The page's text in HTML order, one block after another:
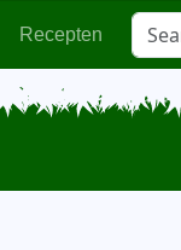
Recepten